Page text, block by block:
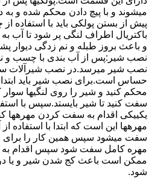
میشوند و با پیچ دادن محکم شده و به
پیش از بستن پولکی باید با استفاده
باکتریال اطراف لنگی پر شود تا آب
و باعث بروز طبله و نم زدگی دیوار
نصب شیر:پس از آب بندی با چسب و
نصب شیر میرسد.در نصب شیرآلات
حساس است.برای نصب شیر باید
محکم کنید و شیر را روی لنگیها
سفت کنید تا شیر بایستد.سپس با
یکییکی اقدام به سفت کردن مهرهها
مهرهها این است که ابتدا با استفاده
سفت میشود سپس همین کار را برای
مهره کامل سفت شود سپس اقدام به
ممکن است باعث کج شدن شیر و یا
شود.